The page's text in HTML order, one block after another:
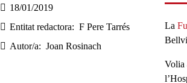
a
c
e
18/01/2019
Entitat redactora
F Pere Tarrés
Autor/a
Joan Rosinach
La
Volia